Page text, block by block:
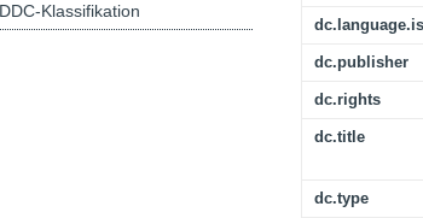
dc.publisher
dc.rights
dc.title
dc.type
DDC-Klassifikation